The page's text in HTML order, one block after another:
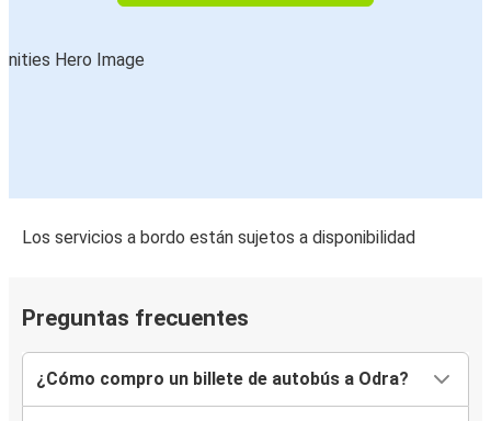
Los servicios a bordo están sujetos a disponibilidad
Preguntas frecuentes
¿Cómo compro un billete de autobús a Odra?